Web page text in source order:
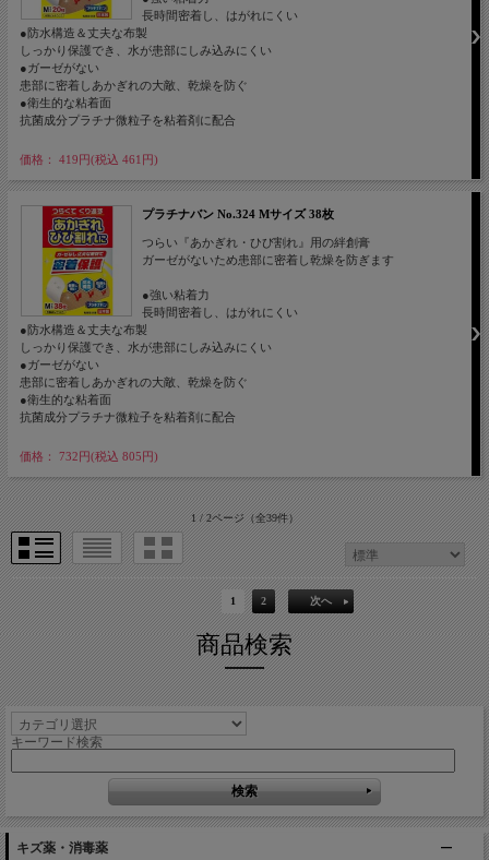
長時間密着し、はがれにくい
●防水構造＆丈夫な布製
しっかり保護でき、水が患部にしみ込みにくい
●ガーゼがない
患部に密着しあかぎれの大敵、乾燥を防ぐ
●衛生的な粘着面
抗菌成分プラチナ微粒子を粘着剤に配合
価格： 419円(税込 461円)
プラチナバン No.324 Mサイズ 38枚
つらい『あかぎれ・ひび割れ』用の絆創膏
ガーゼがないため患部に密着し乾燥を防ぎます
●強い粘着力
長時間密着し、はがれにくい
●防水構造＆丈夫な布製
しっかり保護でき、水が患部にしみ込みにくい
●ガーゼがない
患部に密着しあかぎれの大敵、乾燥を防ぐ
●衛生的な粘着面
抗菌成分プラチナ微粒子を粘着剤に配合
価格： 732円(税込 805円)
1 / 2ページ（全39件）
1 2 次へ
商品検索
キーワード検索
キズ薬・消毒薬